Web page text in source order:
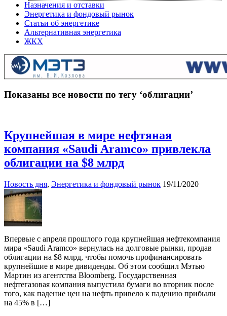
Назначения и отставки
Энергетика и фондовый рынок
Статьи об энергетике
Альтернативная энергетика
ЖКХ
Показаны все новости по тегу ‘облигации’
Крупнейшая в мире нефтяная
компания «Saudi Aramco» привлекла
облигации на $8 млрд
Новость дня, Энергетика и фондовый рынок 19/11/2020
Впервые с апреля прошлого года крупнейшая нефтекомпания
мира «Saudi Aramco» вернулась на долговые рынки, продав
облигации на $8 млрд, чтобы помочь профинансировать
крупнейшие в мире дивиденды. Об этом сообщил Мэтью
Мартин из агентства Bloomberg. Государственная
нефтегазовая компания выпустила бумаги во вторник после
того, как падение цен на нефть привело к падению прибыли
на 45% в […]